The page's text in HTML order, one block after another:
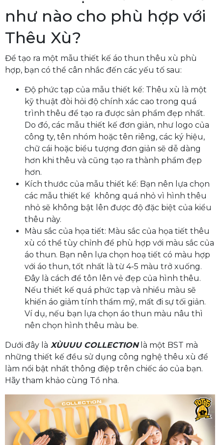
như nào cho phù hợp với
Thêu Xù?
Để tạo ra một mẫu thiết kế áo thun thêu xù phù
hợp, bạn có thể cân nhắc đến các yếu tố sau:
Độ phức tạp của mẫu thiết kế: Thêu xù là một
kỹ thuật đòi hỏi độ chính xác cao trong quá
trình thêu để tạo ra được sản phẩm đẹp nhất.
Do đó, các mẫu thiết kế đơn giản, như logo của
công ty, tên nhóm hoặc tên riêng, các ký hiệu,
chữ cái hoặc biểu tượng đơn giản sẽ dễ dàng
hơn khi thêu và cũng tạo ra thành phẩm đẹp
hơn.
Kích thước của mẫu thiết kế: Bạn nên lựa chọn
các mẫu thiết kế không quá nhỏ vì hình thêu
nhỏ sẽ không bật lên được độ đặc biệt của kiểu
thêu này.
Màu sắc của họa tiết: Màu sắc của họa tiết thêu
xù có thể tùy chỉnh để phù hợp với màu sắc của
áo thun. Bạn nên lựa chọn hoạ tiết có màu hợp
với áo thun, tốt nhất là từ 4-5 màu trở xuống.
Đây là cách để tôn lên vẻ đẹp của hình thêu.
Nếu thiết kế quá phức tạp và nhiều màu sẽ
khiến áo giảm tính thẩm mỹ, mất đi sự tối giản.
Ví dụ, nếu bạn lựa chọn áo thun màu nâu thì
nên chọn hình thêu màu be.
Dưới đây là XÙUUU COLLECTIONlà một BST mà
những thiết kế đều sử dụng công nghệ thêu xù để
làm nổi bật nhất thông điệp trên chiếc áo của bạn.
Hãy tham khảo cùng Tồ nha.